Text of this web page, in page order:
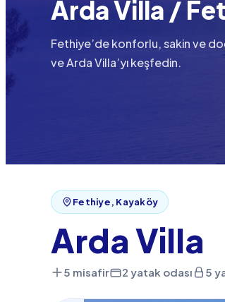
Arda Villa /
Fethiye’de konforlu, sakin ve
ve Arda Villa’yı keşfedin.
Fethiye, Kayaköy
Arda Villa
5 misafir 2 yatak odası 5